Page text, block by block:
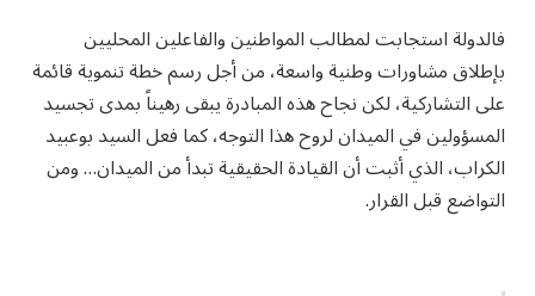
فالدولة استجابت لمطالب المواطنين والفاعلين المحليين
بإطلاق مشاورات وطنية واسعة، من أجل رسم خطة تنموية قائمة
على التشاركية، لكن نجاح هذه المبادرة يبقى رهيناً بمدى تجسيد
المسؤولين في الميدان لروح هذا التوجه، كما فعل السيد بوعبيد
الكراب، الذي أثبت أن القيادة الحقيقية تبدأ من الميدان… ومن
التواضع قبل القرار.